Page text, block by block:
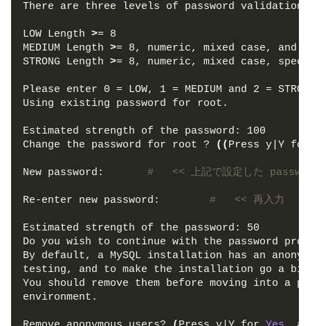
There are three levels of password
LOW Length >= 8
MEDIUM Length >= 8, numeric, mixed case, and
STRONG Length >= 8, numeric, mixed case,
Please enter 0 = LOW, 1 = MEDIUM and 2 =
Using existing password for root.
Estimated strength of the password: 100
Change the password for root ?
(( Press y|Y
New password: #   << 上記で設定した
Re-enter new password: #   << 再入力
Estimated strength of the password: 50
Do you wish to continue with the password
By default, a MySQL installation has an
testing, and to make the installation go a bit
You should remove them before moving into a
environment.